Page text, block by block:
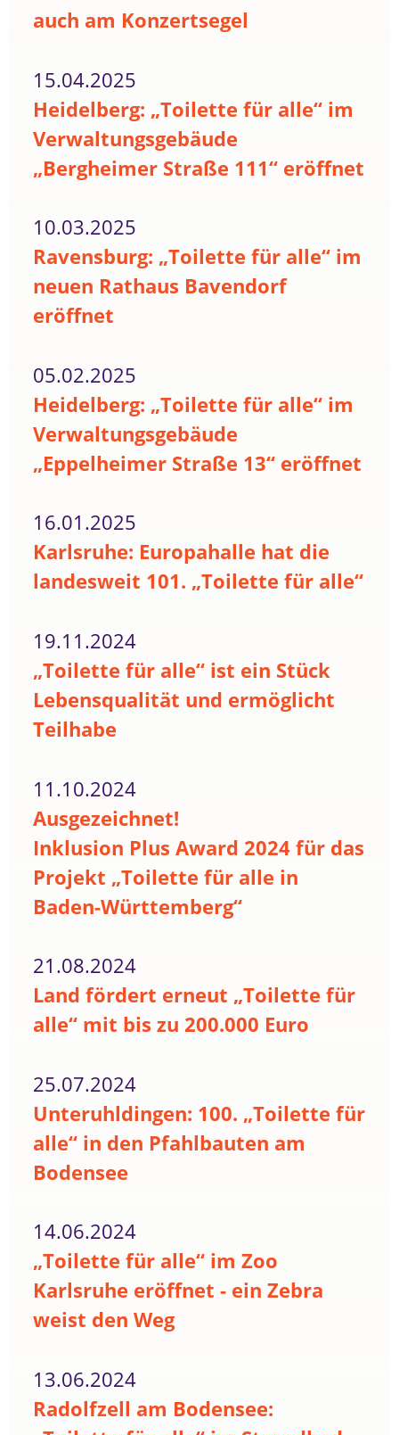
auch am Konzertsegel
15.04.2025
Heidelberg: „Toilette für alle“ im
Verwaltungsgebäude
„Bergheimer Straße 111“ eröffnet
10.03.2025
Ravensburg: „Toilette für alle“ im
neuen Rathaus Bavendorf
eröffnet
05.02.2025
Heidelberg: „Toilette für alle“ im
Verwaltungsgebäude
„Eppelheimer Straße 13“ eröffnet
16.01.2025
Karlsruhe: Europahalle hat die
landesweit 101. „Toilette für alle“
19.11.2024
„Toilette für alle“ ist ein Stück
Lebensqualität und ermöglicht
Teilhabe
11.10.2024
Ausgezeichnet!
Inklusion Plus Award 2024 für das
Projekt „Toilette für alle in
Baden-Württemberg“
21.08.2024
Land fördert erneut „Toilette für
alle“ mit bis zu 200.000 Euro
25.07.2024
Unteruhldingen: 100. „Toilette für
alle“ in den Pfahlbauten am
Bodensee
14.06.2024
„Toilette für alle“ im Zoo
Karlsruhe eröffnet - ein Zebra
weist den Weg
13.06.2024
Radolfzell am Bodensee: